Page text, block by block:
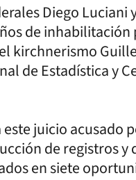
Diego
de
kirchnerismo
de Estadística y
juicio acusado
de registros
en siete